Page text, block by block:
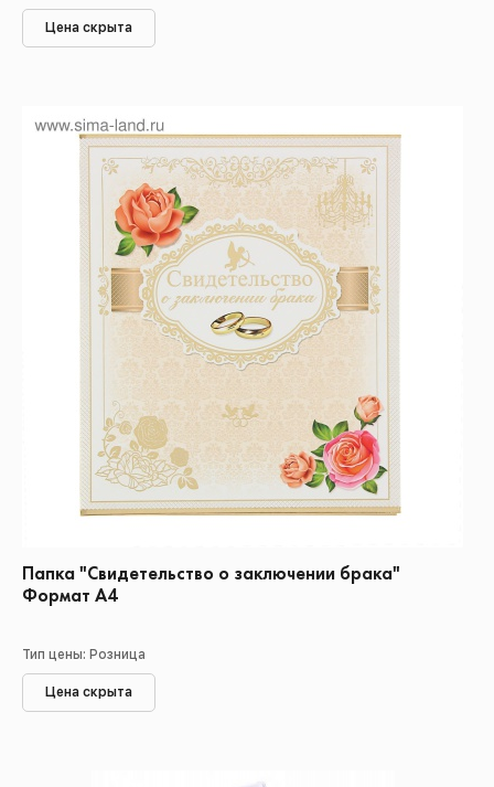
Цена скрыта
Папка "Свидетельство о заключении брака"
Формат А4
Тип цены: Розница
Цена скрыта